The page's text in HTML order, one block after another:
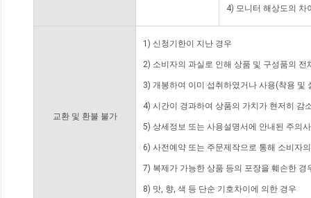
4) 모니터 해상도의 차
교환 및 환불 불가
1) 신청기한이 지난 경우
2) 소비자의 과실로 인해 상품 및 구성품의
3) 개봉하여 이미 섭취하였거나 사용(착용 및
4) 시간이 경과하여 상품의 가치가 현저히 감
5) 상세정보 또는 사용설명서에 안내된 주의
6) 사전예약 또는 주문제작으로 통해 소비자
7) 복제가 가능한 상품 등의 포장을 훼손한 경
8) 맛, 향, 색 등 단순 기호차이에 의한 경우